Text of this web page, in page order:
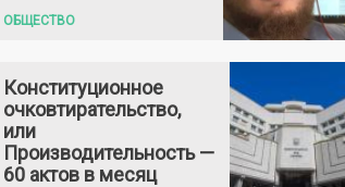
ОБЩЕСТВО
Конституционное
очковтирательство,
или
Производительность —
60 актов в месяц